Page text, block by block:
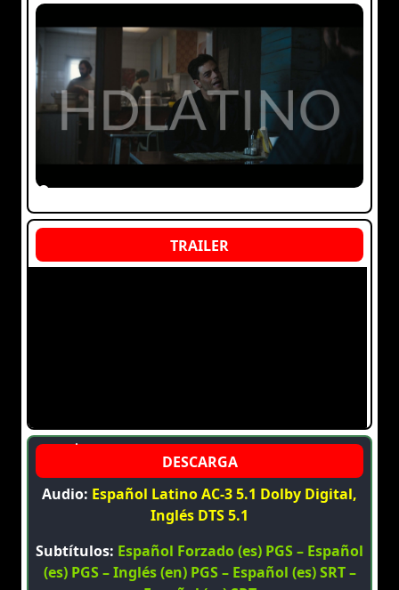
Audio: Español Latino AC-3 5.1 Dolby Digital,
Inglés DTS 5.1
Subtítulos: Español Forzado (es) PGS – Español
(es) PGS – Inglés (en) PGS – Español (es) SRT –